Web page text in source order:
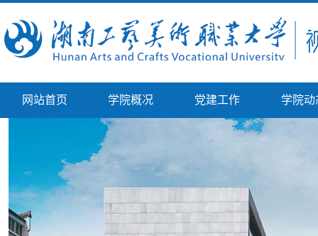
网站首页 学院概况 党建工作 学院动